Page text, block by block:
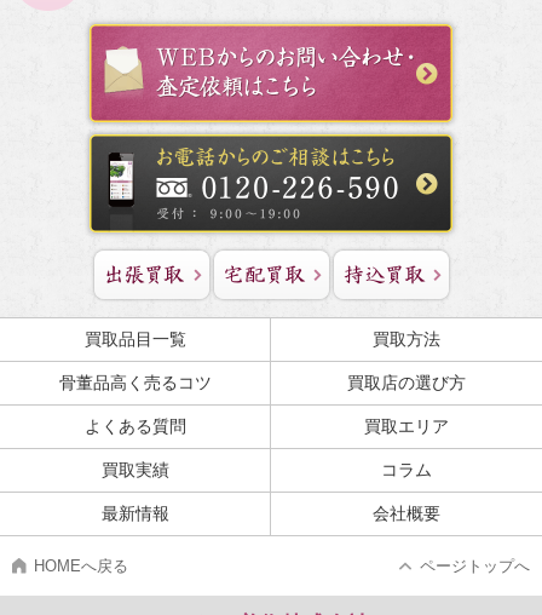
買取品目一覧 買取方法
骨董品高く売るコツ 買取店の選び方
よくある質問 買取エリア
買取実績 コラム
最新情報 会社概要
HOMEへ戻る ページトップへ